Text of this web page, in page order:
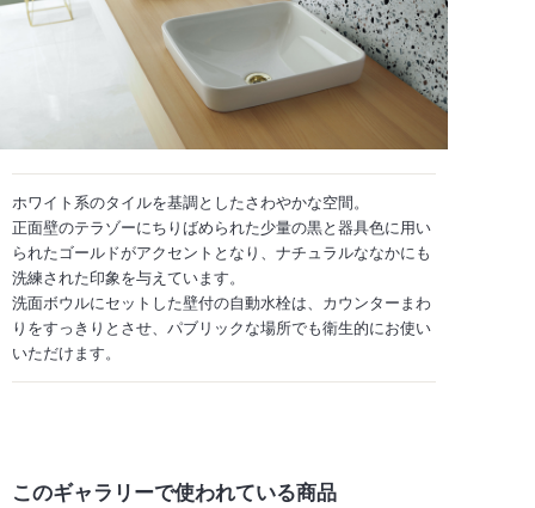
ホワイト系のタイルを基調としたさわやかな空間。
正面壁のテラゾーにちりばめられた少量の黒と器具色に用い
られたゴールドがアクセントとなり、ナチュラルななかにも
洗練された印象を与えています。
洗面ボウルにセットした壁付の自動水栓は、カウンターまわ
りをすっきりとさせ、パブリックな場所でも衛生的にお使い
いただけます。
このギャラリーで使われている商品